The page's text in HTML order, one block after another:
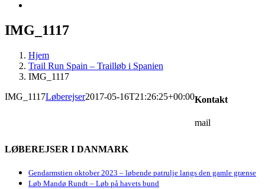
IMG_1117
Hjem
Trail Run Spain – Trailløb i Spanien
IMG_1117
IMG_1117Løberejser2017-05-16T21:26:25+00:00
LØBEREJSER I DANMARK
Gendarmstien oktober 2023 – løbende patrulje langs den gamle grænse
Løb Mandø Rundt – Løb på havets bund
Kontakt
mail